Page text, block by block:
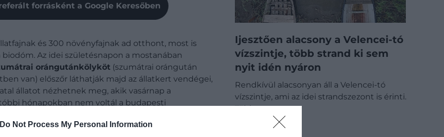
Do Not Process My Personal Information
forrásként a Google Keresőben
és 300 növényfajnak ad otthont, most is
Az idei születésnapon a mostanában
orángutánkölyköt (szumátrai orángután
van) előszőr láthatják majd az állatkert vendégei,
állatot nézhetnek meg, akik vasárnap a
hónapokban nem voltál a budapesti
is láthatsz, amelyek idén érkeztek a parkba, a
hitték, den em régen találtak pár egyedet
Ijesztően alacsony a Velencei-tó
vízszintje, több strand ki sem
nyit idén nyáron
Rendkívül alacsonyan áll a Velencei-tó
vízszintje, ami az idei strandszezont is érinti.
Több…